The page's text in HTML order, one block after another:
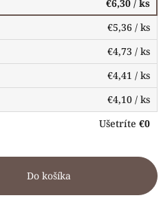
€6,30 / ks
€5,36 / ks
€4,73 / ks
€4,41 / ks
€4,10 / ks
Ušetríte €0
Do košíka